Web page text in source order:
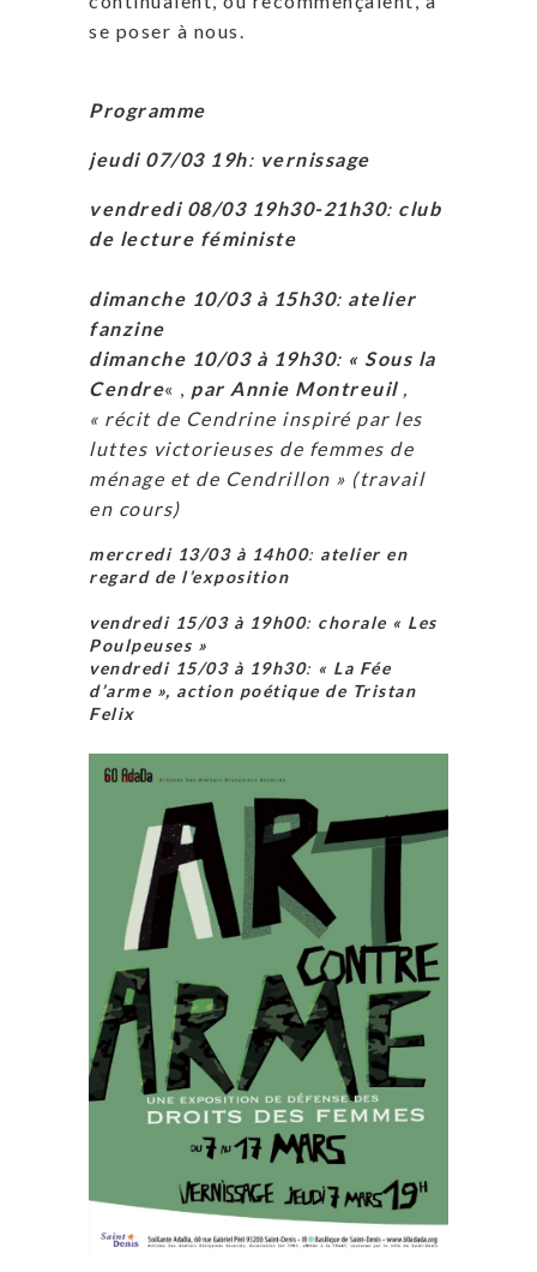
se poser à nous.
Programme
jeudi 07/03 19h: vernissage
vendredi 08/03 19h30-21h30: club
de lecture féministe
dimanche 10/03 à 15h30: atelier
fanzine
dimanche 10/03 à 19h30: « Sous la
Cendre« , par Annie Montreuil ,
« récit de Cendrine inspiré par les
luttes victorieuses de femmes de
ménage et de Cendrillon » (travail
en cours)
mercredi 13/03 à 14h00: atelier en
regard de l’exposition
vendredi 15/03 à 19h00: chorale « Les
Poulpeuses »
vendredi 15/03 à 19h30: « La Fée
d’arme », action poétique de Tristan
Felix